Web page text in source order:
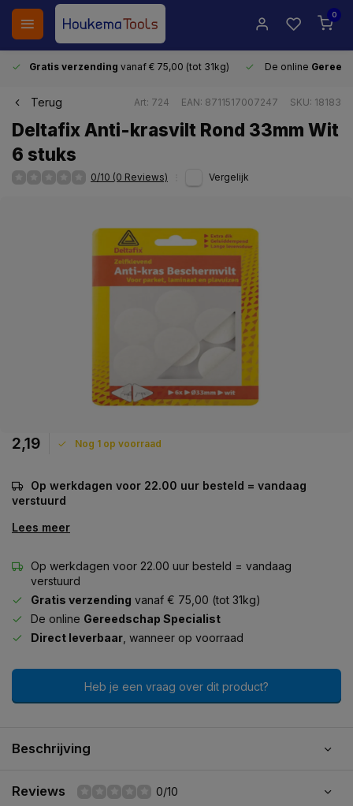
0
Gratis verzending vanaf € 75,00 (tot 31kg) De online
Terug Art: 724 EAN: 8711517007247 SKU: 18183
Deltafix Anti-krasvilt Rond 33mm Wit
6 stuks
0/10 (0 Reviews) Vergelijk
2,19 Nog 1 op voorraad
Op werkdagen voor 22.00 uur besteld = vandaag
verstuurd
Lees meer
Op werkdagen voor 22.00 uur besteld = vandaag
verstuurd
Gratis verzending vanaf € 75,00 (tot 31kg)
De online Gereedschap Specialist
Direct leverbaar , wanneer op voorraad
Heb je een vraag over dit product?
Beschrijving
Reviews 0/10